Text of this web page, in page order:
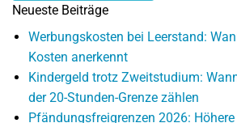
Neueste Beiträge
Werbungskosten bei Leerstand:
Kosten anerkennt
Kindergeld trotz Zweitstudium:
der 20-Stunden-Grenze zählen
Pfändungsfreigrenzen 2026: